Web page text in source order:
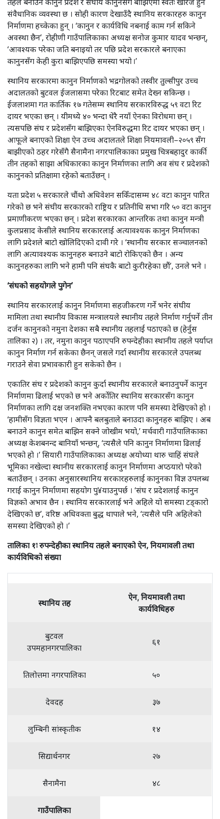
संवैधानिक व्यवस्था छ । सोही कारण देखाउँदै स्थानिय सरकारहरु कानुन
निर्माणमा हच्केका हुन् । ‘कानुन र कार्यविधि नबनाई काम गर्न सकिने
अवस्था छैन’, रोहीणी गाउँपालिकाका अध्यक्ष सनोज कुमार यादव भन्छन्,
‘आवश्यक परेका जति बनाइयो तर पछि प्रदेश सरकारले बनाएका
कानुनसँग केही कुरा बाझिएपछि समस्या भयो ।’
स्थानिय सरकारमा कानुन निर्माणको भद्रगोलको तस्वीर तुल्सीपुर उच्च
अदालतको बुटवल ईजलासमा परेका रिटबाट समेत देख्न सकिन्छ ।
ईजलाशमा गत कार्तिक १७ गतेसम्म स्थानिय सरकारविरुद्ध ५९ वटा रिट
दायर भएका छन् । यीमध्ये ४० भन्दा धेरै नयाँ ऐनका विरोधमा छन् ।
त्यसपछि संघ र प्रदेशसँग बाझिएका ऐनविरुद्धमा रिट दायर भएका छन् ।
आफूले बनाएको शिक्षा ऐन उच्च अदालतले शिक्षा नियमावली–२०५९ सँग
बाझीएको ठहर गरेसँगै सैनामैना नगरपालिकाका प्रमुख चित्रबहादुर कार्की
तीन तहको साझा अधिकारका कानुन निर्माणका लागि अव संघ र प्रदेशको
कानुनको प्रतिक्षामा रहेको बताउँछन् ।
यता प्रदेश ५ सरकारले चौंथो अधिवेशन सकिँदासम्म ४८ वटा कानुन पारित
गरेको छ भने संघीय सरकारको राष्ट्रिय र प्रतिनीधि सभा गरि ५० वटा कानुन
प्रमाणीकरण भएका छन् । प्रदेश सरकारका आन्तरिक तथा कानुन मन्त्री
कुलप्रसाद केसीले स्थानिय सरकारलाई अत्यावश्यक कानुन निर्माणका
लागि प्रदेशले बाटो खोलिदिएको दावी गरे । ‘स्थानीय सरकार सञ्चालनको
लागि अत्यावश्यक कानुनहरु बनाउने बाटो रोकिएको छैन । अन्य
कानुनहरुका लागि भने हामी पनि संघकै बाटो कुरीरहेका छौं’, उनले भने ।
‘संघको सहयोगले पुगेन’
स्थानिय सरकारलाई कानुन निर्माणमा सहजीकरण गर्ने भनेर संघीय
मामिला तथा स्थानीय विकास मन्त्रालयले स्थानीय तहले निर्माण गर्नुपर्ने तीन
दर्जन कानुनको नमुना देशका सबै स्थानीय तहलाई पठाएको छ (हेर्नुस
तालिका २) । तर, नमुना कानुन पठाएपनि रुपन्देहीका स्थानीय तहले पर्याप्त
कानुन निर्माण गर्न सकेका छैनन् जसले गर्दा स्थानीय सरकारले उपलब्ध
गराउने सेवा प्रभावकारी हुन सकेको छैन ।
एकातिर संघ र प्रदेशको कानुन कुर्दा स्थानीय सरकारले बनाउनुपर्ने कानुन
निर्माणमा ढिलाई भएको छ भने अर्काेतिर स्थानिय सरकारसँग कानुन
निर्माणका लागि दक्ष जनशक्ति नभएका कारण पनि समस्या देखिएको हो ।
‘हामीसँग विज्ञता भएन । आफ्नै बलबुताले बनाउदा कानुनहरु बाझिए । अब
बनाउने कानुन समेत बाझिन सक्ने जोखीम भयो,’ मर्चवारी गाउँपालिकाका
अध्यक्ष केशबनन्द बानियाँ भन्छन्, ‘त्यसैले पनि कानुन निर्माणमा ढिलाई
भएको हो ।’ सियारी गाउँपालिकाका अध्यक्ष अयोध्या थारु चाहिं संघले
भूमिका नखेल्दा स्थानीय सरकारलाई कानुन निर्माणमा अप्ठयारो परेको
बताउँछन् । उनका अनुसारस्थानिय सरकारहरुलाई कानुनका विज्ञ उपलब्ध
गराई कानुन निर्माणमा सहयोग पु¥याउनुपर्छ । ‘संघ र प्रदेशलाई कानुन
विज्ञको अभाव छैन । स्थानिय सरकारलाई भने अहिले यो समस्या टड्कारो
देखिएको छ’, वरिष्ठ अधिवक्ता बुद्ध थापाले भने, ‘त्यसैले पनि अहिलेको
समस्या देखिएको हो ।’
तालिका १ः रुपन्देहीका स्थानिय तहले बनाएको ऐन, नियमावली तथा
कार्यविधिको संख्या
स्थानिय तह
ऐन, नियमावली तथा
कार्यविधिहरु
बुटवल
उपमहानगरपालिका
६१
तिलोत्तमा नगरपालिका ५०
देवदह ३७
लुम्बिनी सांस्कृतीक १४
सिद्यार्थनगर २७
सैनामैना ४८
गाउँपालिका